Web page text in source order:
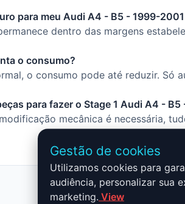
para meu Audi A4 - B5 - 1999-
dentro das margens
o consumo?
o consumo pode até reduzir. Só
para fazer o Stage 1 Audi A4 -
mecânica é necessária,
Gestão de cookies
Utilizamos cookies para
audiência, personalizar sua
marketing. View